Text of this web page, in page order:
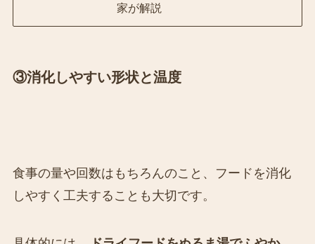
家が解説
③消化しやすい形状と温度
食事の量や回数はもちろんのこと、フードを消化
しやすく工夫することも大切です。